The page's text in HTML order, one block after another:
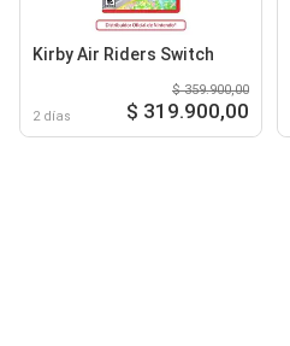
Kirby Air Riders Switch
2 días
$ 359.900,00
$ 319.900,00